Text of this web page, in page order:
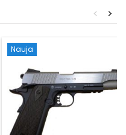
Solo DL-44 "Žvaigždžių
karuose". 296 mm, 940 g.
>
<
Nauja